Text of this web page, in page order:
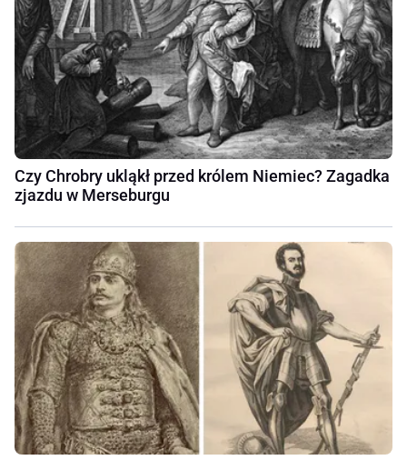
Czy Chrobry ukląkł przed królem Niemiec? Zagadka
zjazdu w Merseburgu